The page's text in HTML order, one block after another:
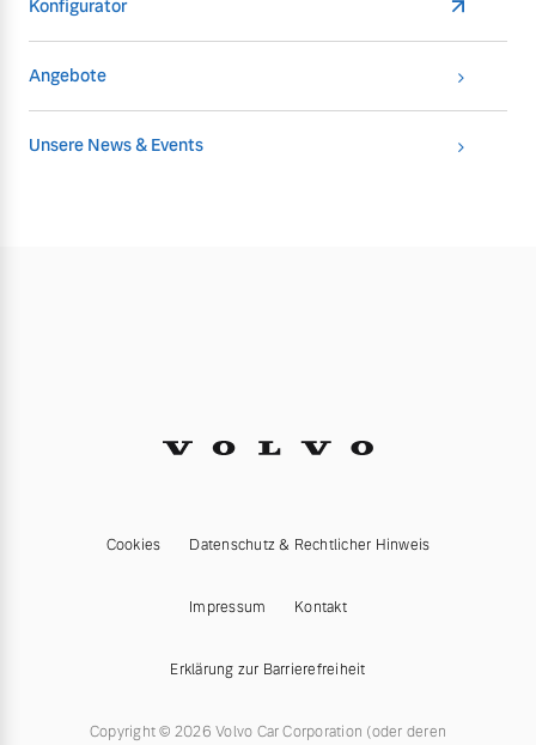
Konfigurator
Angebote
Unsere News & Events
Cookies Datenschutz & Rechtlicher Hinweis
Impressum Kontakt
Erklärung zur Barrierefreiheit
Copyright © 2026 Volvo Car Corporation (oder deren